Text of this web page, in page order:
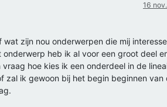
16
zijn nou onderwerpen die mij
heb ik al voor een groot deel
hoe kies ik een onderdeel in de
zal ik gewoon bij het begin beginnen van